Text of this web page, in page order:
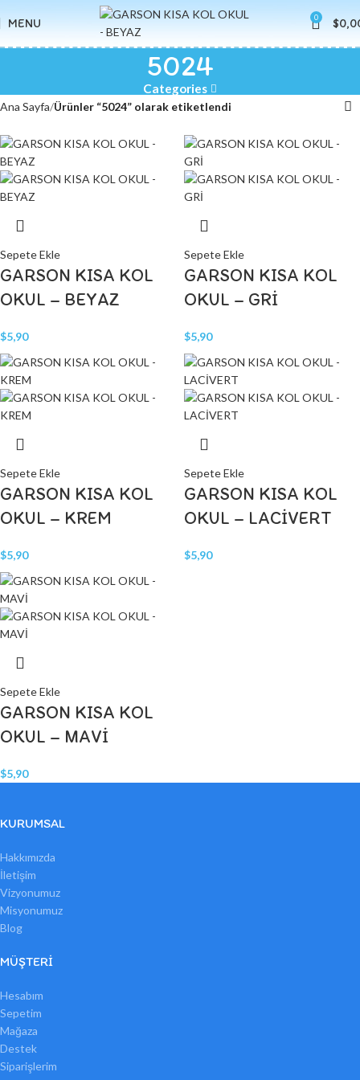
MENU 0 $
5024
Categories
Ana Sayfa Ürünler “5024” olarak etiketlendi
Sepete Ekle
GARSON KISA KOL
OKUL – BEYAZ
$5,90
Sepete Ekle
GARSON KISA KOL
OKUL – GRİ
$5,90
Sepete Ekle
GARSON KISA KOL
OKUL – KREM
$5,90
Sepete Ekle
GARSON KISA KOL
OKUL – LACİVERT
$5,90
Sepete Ekle
GARSON KISA KOL
OKUL – MAVİ
$5,90
KURUMSAL
Hakkımızda
İletişim
Vizyonumuz
Misyonumuz
Blog
MÜŞTERI
Hesabım
Sepetim
Mağaza
Destek
Siparişlerim